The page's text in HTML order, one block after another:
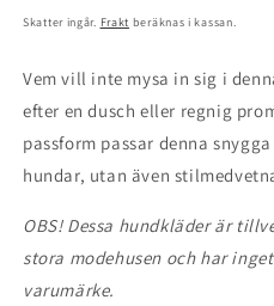
pris
Skatter ingår. Frakt beräknas i kassan.
Vem vill inte mysa in sig i
efter en dusch eller regnig
passform passar denna
hundar, utan även
OBS! Dessa hundkläder är
stora modehusen och har
varumärke.